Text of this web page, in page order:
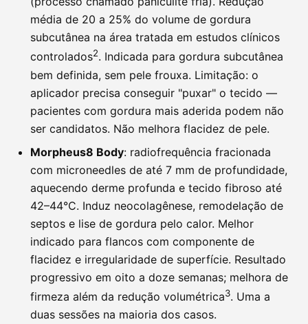
média de 20 a 25% do volume de gordura
subcutânea na área tratada em estudos clínicos
controlados2. Indicada para gordura subcutânea
bem definida, sem pele frouxa. Limitação: o
aplicador precisa conseguir "puxar" o tecido —
pacientes com gordura mais aderida podem não
ser candidatos. Não melhora flacidez de pele.
Morpheus8 Body: radiofrequência fracionada
com microneedles de até 7 mm de profundidade,
aquecendo derme profunda e tecido fibroso até
42–44°C. Induz neocolagênese, remodelação de
septos e lise de gordura pelo calor. Melhor
indicado para flancos com componente de
flacidez e irregularidade de superfície. Resultado
progressivo em oito a doze semanas; melhora de
firmeza além da redução volumétrica3. Uma a
duas sessões na maioria dos casos.